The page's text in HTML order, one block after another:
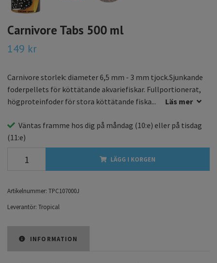
Carnivore Tabs 500 ml
149 kr
Carnivore storlek: diameter 6,5 mm - 3 mm tjock.Sjunkande
foderpellets för köttätande akvariefiskar. Fullportionerat,
högproteinfoder för stora köttätande fiska...
Läs mer
Väntas framme hos dig på måndag (10:e) eller på tisdag
(11:e)
LÄGG I KORGEN
Artikelnummer: TPC107000J
Leverantör: Tropical
INFORMATION